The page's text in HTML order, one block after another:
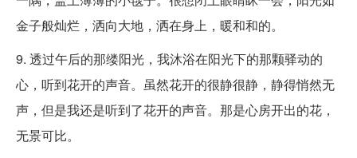
金子般灿烂，洒向大地，洒在身上，暖和和的。
9. 透过午后的那缕阳光，我沐浴在阳光下的那颗驿动的
心，听到花开的声音。虽然花开的很静很静，静得悄然无
声，但是我还是听到了花开的声音。那是心房开出的花，
无景可比。